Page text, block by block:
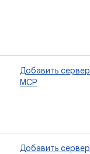
Добавить сервер
MCP
Добавить сервер